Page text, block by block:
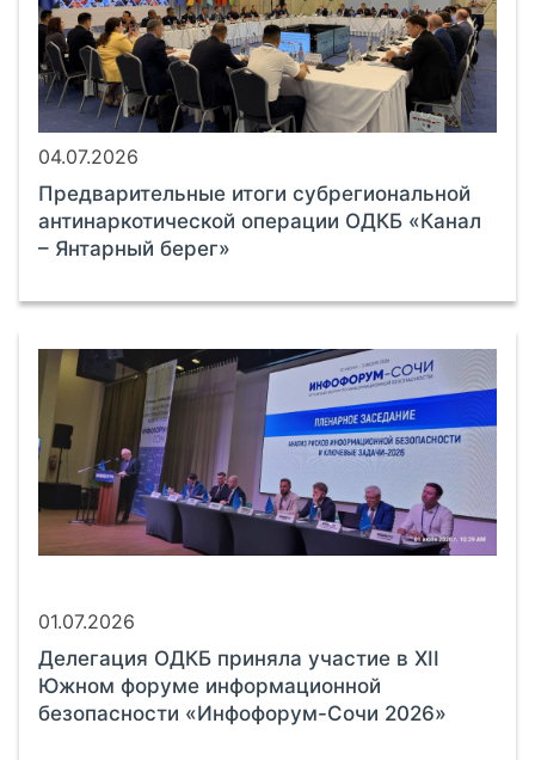
04.07.2026
Предварительные итоги субрегиональной
антинаркотической операции ОДКБ «Канал
– Янтарный берег»
01.07.2026
Делегация ОДКБ приняла участие в XII
Южном форуме информационной
безопасности «Инфофорум-Сочи 2026»